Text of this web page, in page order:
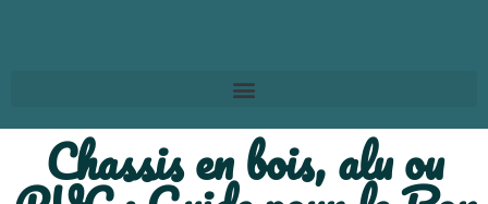
Chassis en bois, alu ou